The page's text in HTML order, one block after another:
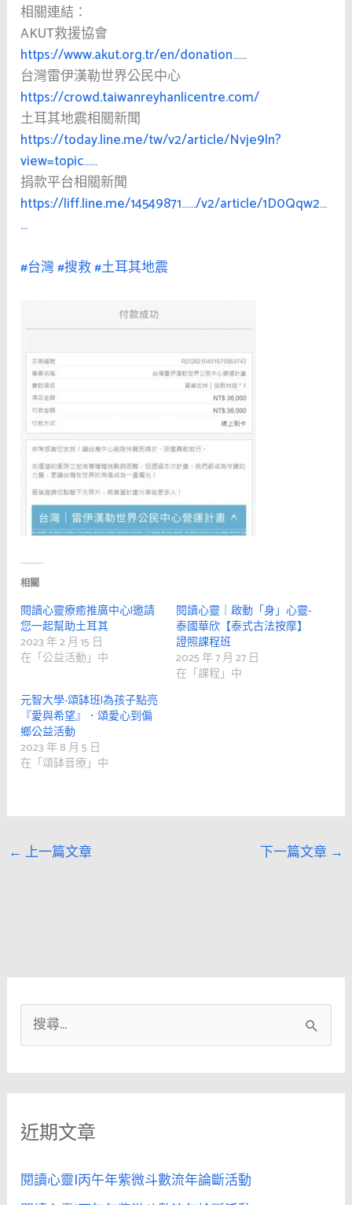
相關連結：
AKUT救援協會
https://www.akut.org.tr/en/donation……
台灣雷伊漢勒世界公民中心
https://crowd.taiwanreyhanlicentre.com/
土耳其地震相關新聞
https://today.line.me/tw/v2/article/Nvje9ln?
view=topic……
捐款平台相關新聞
https://liff.line.me/14549871……/v2/article/1D0Qqw2…
…
#台灣#搜救#土耳其地震
相關
閱讀心靈療癒推廣中心|邀請
您一起幫助土耳其
2023 年 2 月 15 日
在「公益活動」中
閱讀心靈｜啟動「身」心靈-
泰國華欣【泰式古法按摩】
證照課程班
2025 年 7 月 27 日
在「課程」中
元智大學-頌缽班|為孩子點亮
『愛與希望』．頌愛心到偏
鄉公益活動
2023 年 8 月 5 日
在「頌缽音療」中
← 上一篇文章 下一篇文章 →
尋
關
字
近期文章
閱讀心靈|丙午年紫微斗數流年論斷活動